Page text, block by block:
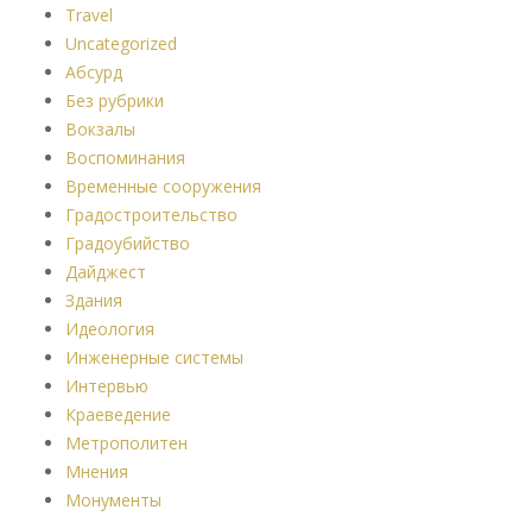
Travel
Uncategorized
Абсурд
Без рубрики
Вокзалы
Воспоминания
Временные сооружения
Градостроительство
Градоубийство
Дайджест
Здания
Идеология
Инженерные системы
Интервью
Краеведение
Метрополитен
Мнения
Монументы